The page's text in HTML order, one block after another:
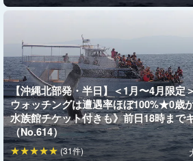
【沖縄北部発・半日】＜1月〜4月限定
ウォッチングは遭遇率ほぼ100%★0歳
水族館チケット付きも》前日18時まで
（No.614）
(31件)